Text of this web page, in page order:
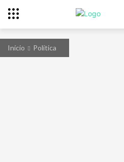
Início Política